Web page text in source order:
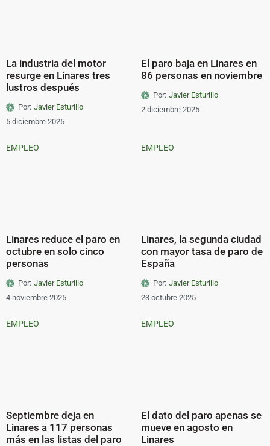
La industria del motor
resurge en Linares tres
lustros después
Por: Javier Esturillo
5 diciembre 2025
El paro baja en Linares en
86 personas en noviembre
Por: Javier Esturillo
2 diciembre 2025
EMPLEO
Linares reduce el paro en
octubre en solo cinco
personas
Por: Javier Esturillo
4 noviembre 2025
EMPLEO
Linares, la segunda ciudad
con mayor tasa de paro de
España
Por: Javier Esturillo
23 octubre 2025
EMPLEO
Septiembre deja en
Linares a 117 personas
más en las listas del paro
EMPLEO
El dato del paro apenas se
mueve en agosto en
Linares